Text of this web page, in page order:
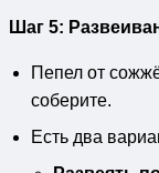
Шаг 5:
Пепел от
соберите.
Есть два